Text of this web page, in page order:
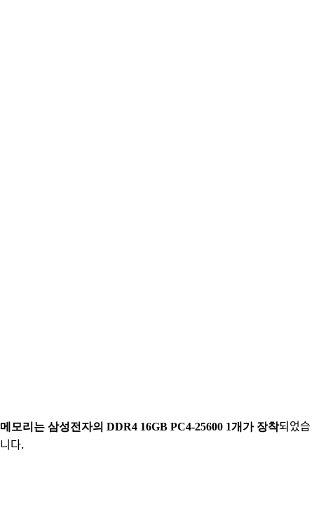
메모리는 삼성전자의 DDR4 16GB PC4-25600 1개가 장착되었습
니다.